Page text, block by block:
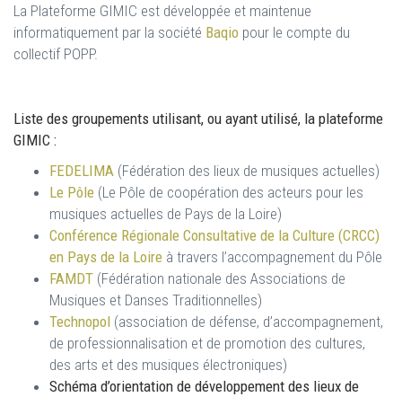
La Plateforme GIMIC est développée et maintenue
informatiquement par la société Baqio pour le compte du
collectif POPP.
Liste des groupements utilisant, ou ayant utilisé, la plateforme
GIMIC :
FEDELIMA (Fédération des lieux de musiques actuelles)
Le Pôle (Le Pôle de coopération des acteurs pour les
musiques actuelles de Pays de la Loire)
Conférence Régionale Consultative de la Culture (CRCC)
en Pays de la Loire à travers l’accompagnement du Pôle
FAMDT (Fédération nationale des Associations de
Musiques et Danses Traditionnelles)
Technopol (association de défense, d’accompagnement,
de professionnalisation et de promotion des cultures,
des arts et des musiques électroniques)
Schéma d’orientation de développement des lieux de